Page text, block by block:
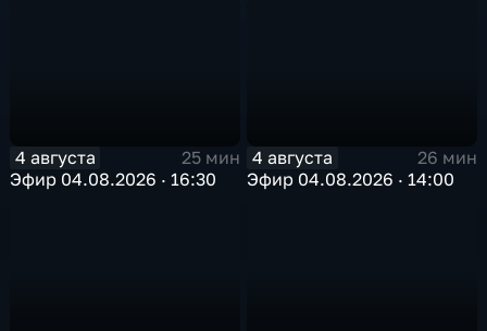
4 августа
25 мин
Эфир 04.08.2026 · 16:30
4 августа
26 мин
Эфир 04.08.2026 · 14:00